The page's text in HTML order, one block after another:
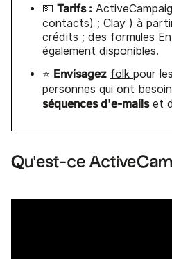
💵 Tarifs :
contacts) ; Clay ) à
crédits ; des formules
également disponibles.
⭐ Envisagez folk pour
personnes qui ont besoin
séquences d'e-mailset
Qu'est-ce